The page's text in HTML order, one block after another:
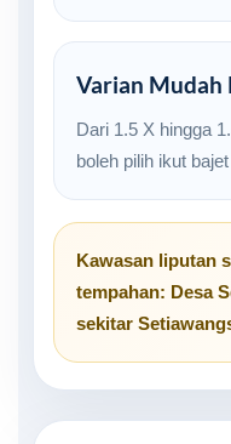
Varian Mudah
Dari 1.5 X hingga
boleh pilih ikut
Kawasan liputan
tempahan: Desa
sekitar